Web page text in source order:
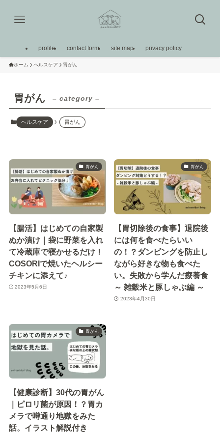
profile contact form site map privacy policy
ホーム ヘルスケア 胃がん
胃がん – category –
ヘルスケア 胃がん
胃がん
【腸活】はじめての自家製
ぬか漬け｜袋に野菜を入れ
て冷蔵庫で寝かせるだけ！
COSORIで焼いたヘルシー
チキンに添えて♪
2023年5月6日
胃がん
【胃切除後の食事】退院後
には何を食べたらいい
の！？ダンピングを防止し
ながら好きな物も食べた
い。失敗から学んだ療養食
～ 雑穀米と豚しゃぶ編 ～
2023年4月30日
胃がん
【健康診断】30代の胃がん
｜ピロリ菌が原因！？胃カ
メラで噂通り地獄をみた
話。イラスト解説付き